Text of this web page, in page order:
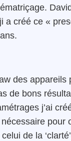
a créé ce «
des
de bons
j’ai
pour
de la